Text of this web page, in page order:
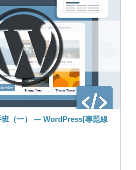
班（一） — WordPress[專題線